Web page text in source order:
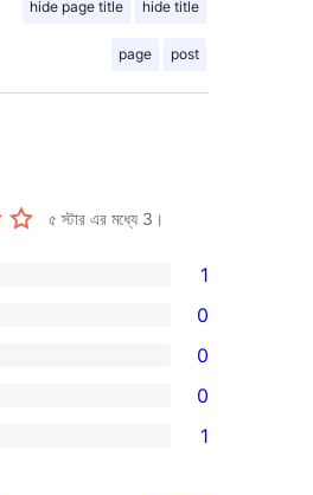
hide page title hide title
page post
৫ স্টার এর মধ্যে 3 ।
1
0
0
0
1